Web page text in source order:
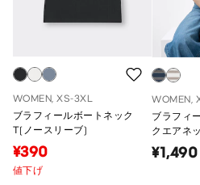
WOMEN, XS-3XL
ブラフィールボートネック
T(ノースリーブ)
¥390
値下げ
WOMEN,
ブラフィ
クエアネ
(ボーダー)
¥1,490